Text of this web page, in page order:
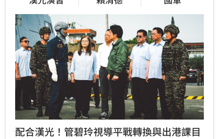
配合漢光！管碧玲視導平戰轉換與出港課目